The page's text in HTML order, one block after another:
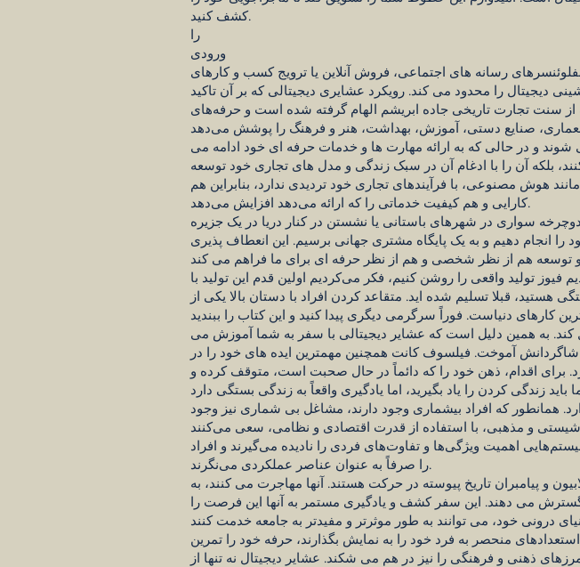
کشف کنید.
را
ورودی
رسانه های اجتماعی، فروش آنلاین یا ترویج کسب و کارهای
دیجیتال را محدود می کند. رویکرد عشایری دیجیتالی که بر آن تاکید
سنت تجارت تاریخی جاده ابریشم الهام گرفته شده است و حرفه‌های
و در حالی که به ارائه مهارت ها و خدمات حرفه ای خود ادامه می
بلکه آن را با ادغام آن در سبک زندگی و مدل های تجاری خود توسعه
هوش مصنوعی، با فرآیندهای تجاری خود تردیدی ندارد، بنابراین هم
کارایی و هم کیفیت خدماتی را که ارائه می‌دهد افزایش می‌دهد.
سواری در شهرهای باستانی یا نشستن در کنار دریا در یک جزیره
را انجام دهیم و به یک پایگاه مشتری جهانی برسیم. این انعطاف پذیری
تولید واقعی را روشن کنیم، فکر می‌کردیم اولین قدم این تولید با
قبلا تسلیم شده اید. متقاعد کردن افراد با دستان بالا یکی از
کند. به همین دلیل است که عشایر دیجیتالی با سفر به شما آموزش می
آموخت. فیلسوف کانت همچنین مهمترین ایده های خود را در
برای اقدام، ذهن خود را که دائماً در حال صحبت است، متوقف کرده و
همانطور که افراد بیشماری وجود دارند، مشاغل بی شماری نیز وجود
و مذهبی، با استفاده از قدرت اقتصادی و نظامی، سعی می‌کنند
اهمیت ویژگی‌ها و تفاوت‌های فردی را نادیده می‌گیرند و افراد
را صرفاً به عنوان عناصر عملکردی می‌نگرند.
و پیامبران تاریخ پیوسته در حرکت هستند. آنها مهاجرت می کنند، به
می دهند. این سفر کشف و یادگیری مستمر به آنها این فرصت را
منحصر به فرد خود را به نمایش بگذارند، حرفه خود را تمرین
ذهنی و فرهنگی را نیز در هم می شکند. عشایر دیجیتال نه تنها از